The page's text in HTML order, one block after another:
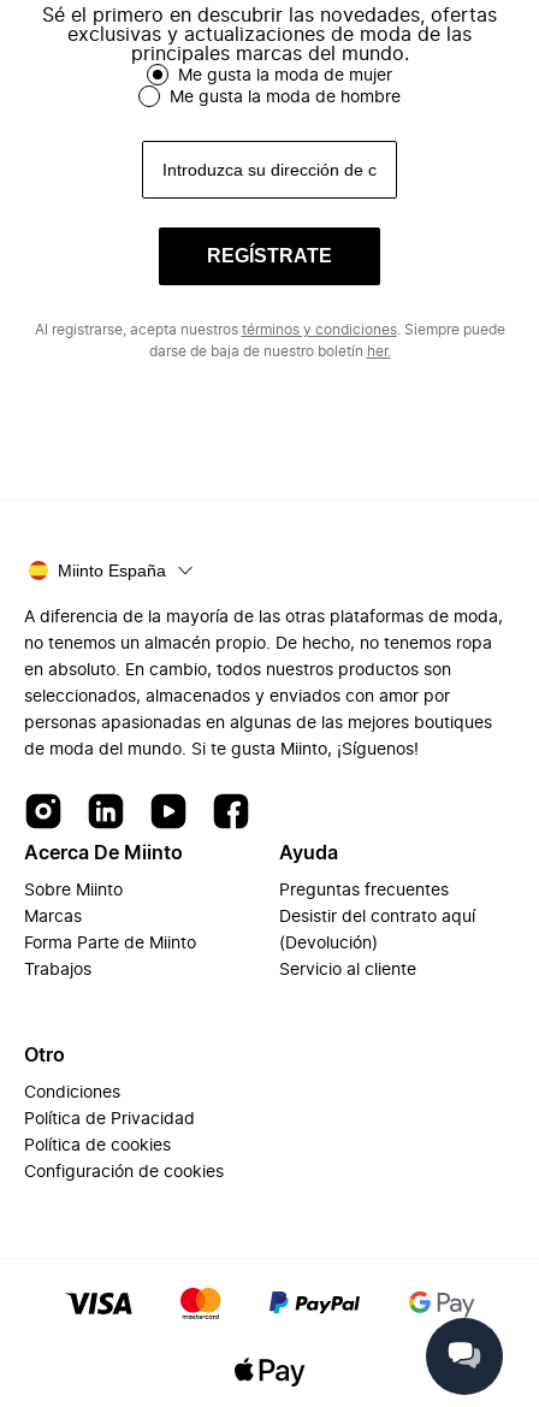
Sé el primero en descubrir las novedades, ofertas
exclusivas y actualizaciones de moda de las
principales marcas del mundo.
Me gusta la moda de mujer
Me gusta la moda de hombre
REGÍSTRATE
Al registrarse, acepta nuestros términos y condiciones. Siempre puede
darse de baja de nuestro boletín her.
Miinto España
A diferencia de la mayoría de las otras plataformas de moda,
no tenemos un almacén propio. De hecho, no tenemos ropa
en absoluto. En cambio, todos nuestros productos son
seleccionados, almacenados y enviados con amor por
personas apasionadas en algunas de las mejores boutiques
de moda del mundo. Si te gusta Miinto, ¡Síguenos!
Acerca De Miinto
Sobre Miinto
Marcas
Forma Parte de Miinto
Trabajos
Ayuda
Preguntas frecuentes
Desistir del contrato aquí
(Devolución)
Servicio al cliente
Otro
Condiciones
Política de Privacidad
Política de cookies
Configuración de cookies